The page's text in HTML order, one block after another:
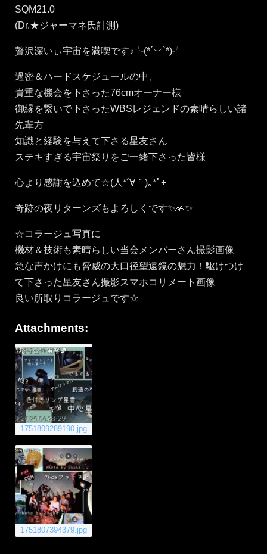
SQM21.0
(Dr.★ジャーマネ氏計測)
贅沢深いぃ宇宙を満喫です♪⁠╰⁠(⁠*⁠´⁠︶⁠`⁠*⁠)⁠╯
過密＆ハードスケジュールの中、
貴重な機会を下さった76cmオーナー様
御縁を繋いで下さったWBSレジェンドの素晴らしい諸
先輩方
知識と経験を与えて下さる星友さん
ステキすぎる宇宙祭りをご一緒下さった皆様
心より感謝を込めて☆(⁠人⁠*⁠´⁠∀⁠｀⁠)⁠｡⁠*ﾟ⁠+
奇跡の夜リターンズもよろしくです✨🙏✨️
☆コラージュ写真に
機材＆技術も素晴らしい当会メンバーさん撮影画像
急な声かけにも脅威の大口径望遠鏡の魅力！駆けつけ
て下さった星友さん撮影スマホコリメート画像
良い所取りコラージュです☆
Attachments:
1751809289190.jpg
1751807394379.jpg